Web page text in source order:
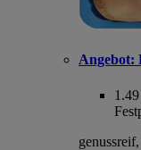
Angebot:
1.49